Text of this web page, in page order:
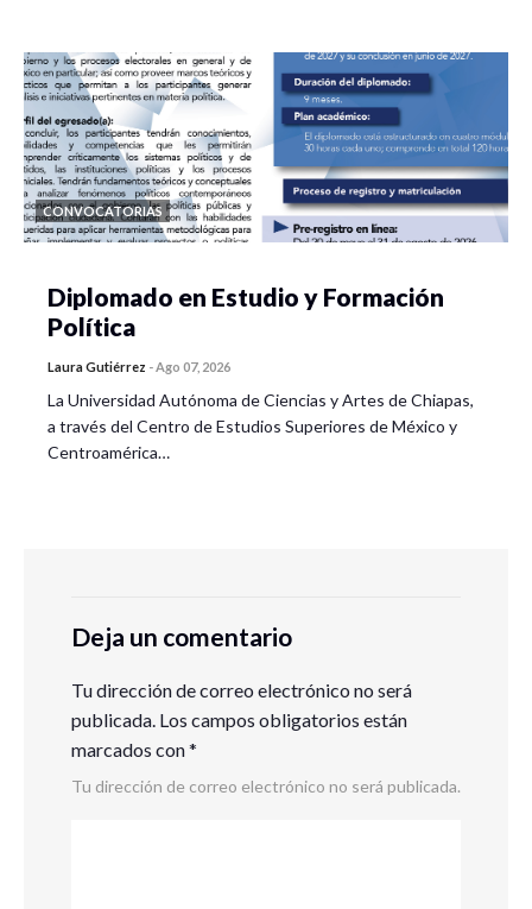
CONVOCATORIAS
Diplomado en Estudio y Formación
Política
Laura Gutiérrez -Ago 07, 2026
La Universidad Autónoma de Ciencias y Artes de Chiapas,
a través del Centro de Estudios Superiores de México y
Centroamérica…
Deja un comentario
Tu dirección de correo electrónico no será
publicada. Los campos obligatorios están
marcados con*
Tu dirección de correo electrónico no será publicada.